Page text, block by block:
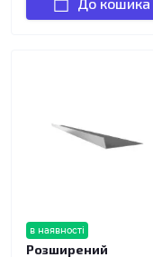
в наявності
Розширений